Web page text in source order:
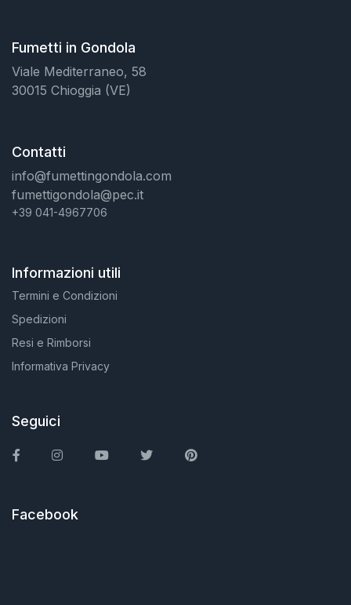
Fumetti in Gondola
Viale Mediterraneo, 58
30015 Chioggia (VE)
Contatti
info@fumettingondola.com
fumettigondola@pec.it
+39 041-4967706
Informazioni utili
Termini e Condizioni
Spedizioni
Resi e Rimborsi
Informativa Privacy
Seguici
FacebookInstagramYou TubeTwitter Pinterest
Facebook